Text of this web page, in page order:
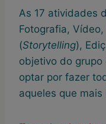
As 17 atividades
Fotografia,
(Storytelling),
objetivo do
optar por fazer
aqueles que